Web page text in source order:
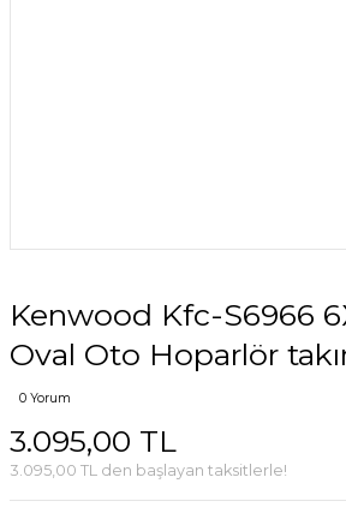
Kenwood Kfc-S6966
Oval Oto Hoparlör
0 Yorum
3.095,00 TL
3.095,00 TL den başlayan taksitlerle!